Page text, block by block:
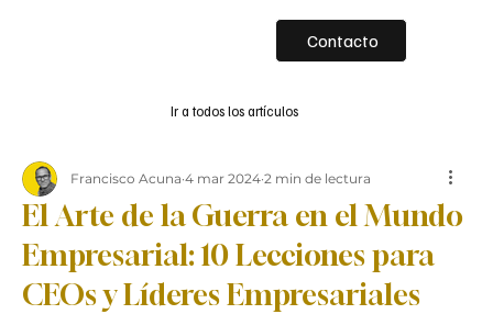
Contacto
Ir a todos los artículos
El Arte de la Guerra en el Mundo
Empresarial: 10 Lecciones para
CEOs y Líderes Empresariales
Francisco Acuna 4 mar 2024 2 min de lectura